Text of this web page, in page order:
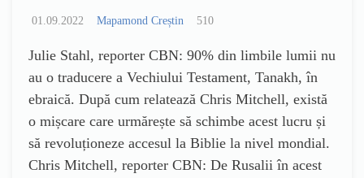
01.09.2022 Mapamond Creștin 510
Julie Stahl, reporter CBN: 90% din limbile lumii nu
au o traducere a Vechiului Testament, Tanakh, în
ebraică. După cum relatează Chris Mitchell, există
o mișcare care urmărește să schimbe acest lucru și
să revoluționeze accesul la Biblie la nivel mondial.
Chris Mitchell, reporter CBN: De Rusalii în acest